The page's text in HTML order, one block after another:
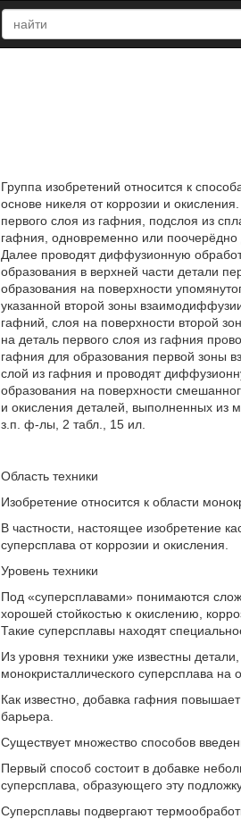
Группа изобретений относится к
основе никеля от коррозии и
первого слоя из гафния, подслоя из
гафния, одновременно или
Далее проводят диффузионную
образования в верхней части детали
образования на поверхности
указанной второй зоны
гафний, слоя на поверхности второй
на деталь первого слоя из гафния
гафния для образования первой зоны
слой из гафния и проводят
образования на поверхности
и окисления деталей, выполненных из
з.п. ф-лы, 2 табл., 15 ил.
Область техники
Изобретение относится к области
В частности, настоящее изобретение
суперсплава от коррозии и окисления.
Уровень техники
Под «суперсплавами» понимаются
хорошей стойкостью к окислению,
Такие суперсплавы находят
Из уровня техники уже известны
монокристаллического суперсплава на
Как известно, добавка гафния
барьера.
Существует множество способов
Первый способ состоит в добавке
суперсплава, образующего эту
Суперсплавы подвергают